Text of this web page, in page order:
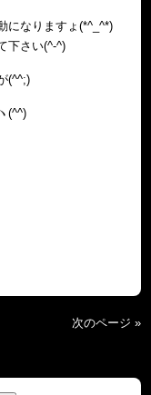
になりますょ(*^_^*)
下さい(^-^)
(^^;)
(^^)
次のページ »